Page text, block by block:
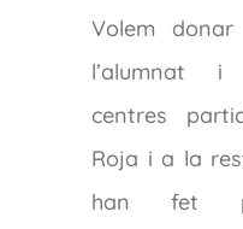
Volem
l’alumnat i
centres
Roja i a la
han fet